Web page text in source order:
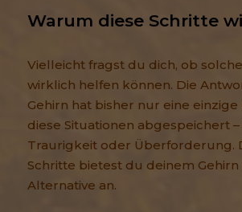
Warum diese Schritte
Vielleicht fragst du dich, ob
wirklich helfen können. Die
Gehirn hat bisher nur eine
diese Situationen abgespeichert
Traurigkeit oder Überforderung.
Schritte bietest du deinem Gehirn
Alternative an.